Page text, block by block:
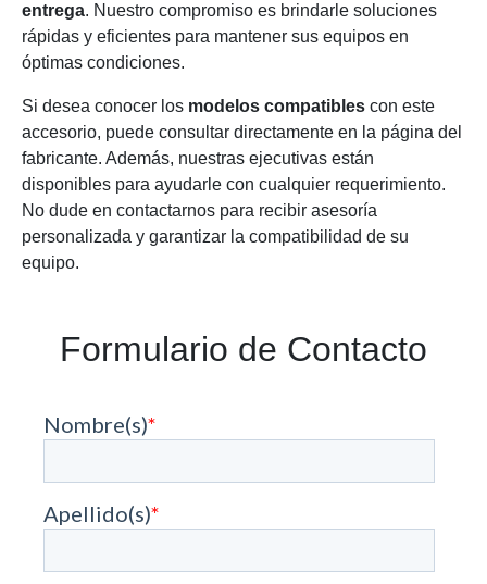
entrega. Nuestro compromiso es brindarle soluciones
rápidas y eficientes para mantener sus equipos en
óptimas condiciones.
Si desea conocer los modelos compatibles con este
accesorio, puede consultar directamente en la página del
fabricante. Además, nuestras ejecutivas están
disponibles para ayudarle con cualquier requerimiento.
No dude en contactarnos para recibir asesoría
personalizada y garantizar la compatibilidad de su
equipo.
Formulario de Contacto